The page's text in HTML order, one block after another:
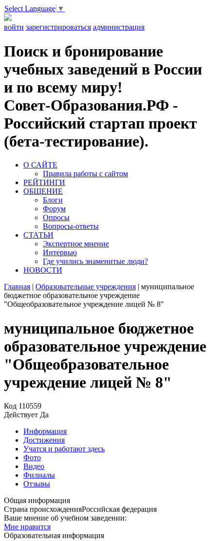
Select Language ▼
войти зарегистрироваться администрация
Поиск и бронирование
учебных заведений в России
и по всему миру!
Совет-Образования.РФ -
Российский стартап проект
(бета-тестирование).
О САЙТЕ
Правила работы с сайтом
РЕЙТИНГИ
ОБЩЕНИЕ
Блоги
Форум
Опросы
Вопросы-ответы
СТАТЬИ
Экспертное мнение
Интервью
Где учились знаменитые люди?
НОВОСТИ
Главная | Образовательные учреждения | муниципальное
бюджетное образовательное учреждение
"Общеобразовательное учреждение лицей № 8"
муниципальное бюджетное
образовательное учреждение
"Общеобразовательное
учреждение лицей № 8"
Код 110559
Действует Да
Информация
Достижения
Учатся и работают здесь
Фото
Видео
Филиалы
Отзывы
Общая информация
Страна происхожденияРоссийская федерация
Ваше мнение об учебном заведении:
Мне нравится
Образовательная информация